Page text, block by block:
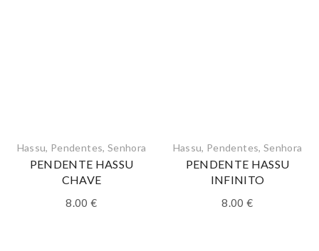
Hassu, Pendentes, Senhora
PENDENTE HASSU
CHAVE
8.00€
Hassu, Pendentes, Senhora
PENDENTE HASSU
INFINITO
8.00€